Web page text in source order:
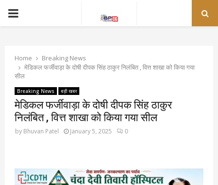
PRIMARY
Home
Breaking News
मेडिकल फर्जीवाड़ा के दोषी दीपक सिंह ठाकुर निलंबित , वित्त शाखा को किया गया
सील
Breaking News बड़ी खबर
मेडिकल फर्जीवाड़ा के दोषी दीपक सिंह ठाकुर
निलंबित , वित्त शाखा को किया गया सील
by Bhuvan Patel January 5, 2025 0